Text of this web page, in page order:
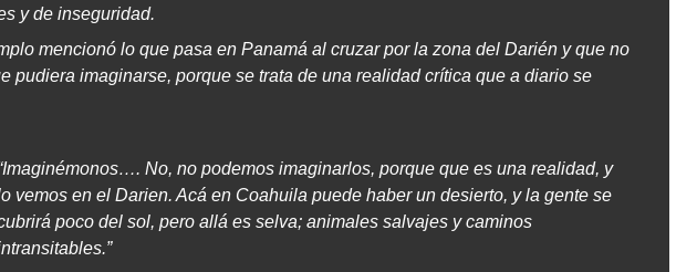
y de inseguridad.
mencionó lo que pasa en Panamá al cruzar por la zona del Darién y que no
pudiera imaginarse, porque se trata de una realidad crítica que a diario se
No, no podemos imaginarlos, porque que es una realidad, y
vemos en el Darien. Acá en Coahuila puede haber un desierto, y la gente se
poco del sol, pero allá es selva; animales salvajes y caminos